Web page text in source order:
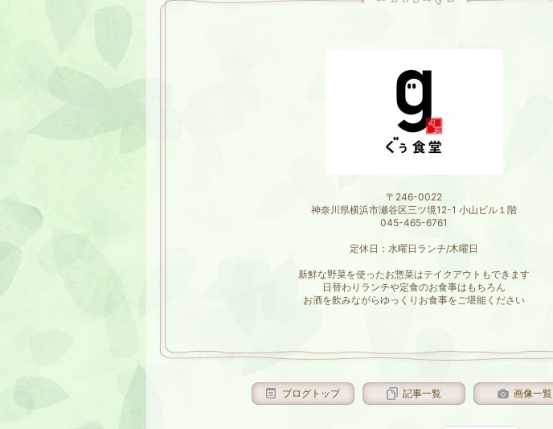
〒246-0022
神奈川県横浜市瀬谷区三ツ境12-1 小山ビル１階
045-465-6761
定休日：水曜日ランチ/木曜日
新鮮な野菜を使ったお惣菜はテイクアウトもできます
日替わりランチや定食のお食事はもちろん
お酒を飲みながらゆっくりお食事をご堪能ください
ブログトップ 記事一覧 画像一覧